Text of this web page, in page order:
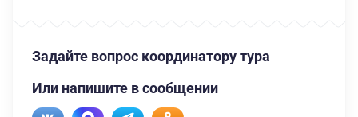
Задайте вопрос координатору тура
Или напишите в сообщении